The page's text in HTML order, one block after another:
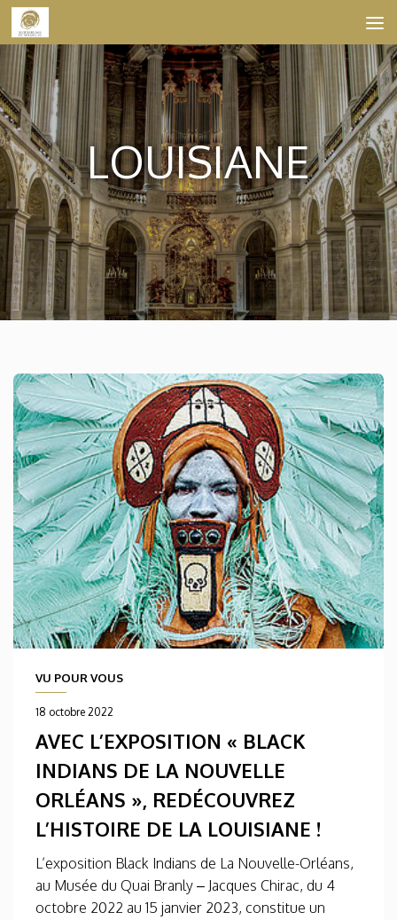
Skip to content
LOUISIANE
VU POUR VOUS
18 octobre 2022
AVEC L’EXPOSITION « BLACK
INDIANS DE LA NOUVELLE
ORLÉANS », REDÉCOUVREZ
L’HISTOIRE DE LA LOUISIANE !
L’exposition Black Indians de La Nouvelle-Orléans,
au Musée du Quai Branly – Jacques Chirac, du 4
octobre 2022 au 15 janvier 2023, constitue un